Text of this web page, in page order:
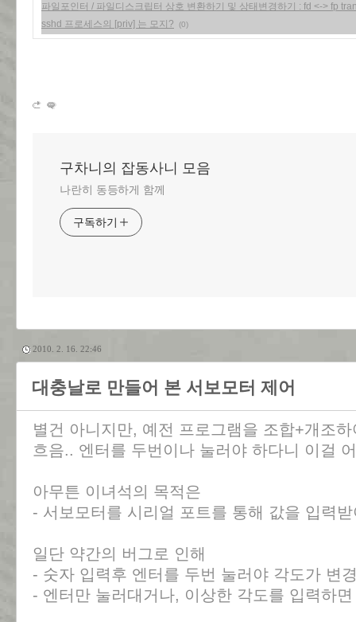
파일포인터 / 파일디스크립터 상호 변환하기 및 상태변경하기 : fd <-> fp
sshd 프로세스의 [priv] 는 모지?
(0)
구차니의 잡동사니 모음
나란히 동등하게 함께
구독하기
2010. 2. 16. 22:46
대충날로 만들어 본 서보모터 제어
별건 아니지만, 예전 프로그램을 조합+개조
흐음.. 엔터를 두번이나 눌러야 하다니 이걸
아무튼 이녀석의 목적은
- 서보모터를 시리얼 포트를 통해 값을 입력
일단 약간의 버그로 인해
- 숫자 입력후 엔터를 두번 눌러야 각도가 변
- 엔터만 눌러대거나, 이상한 각도를 입력하